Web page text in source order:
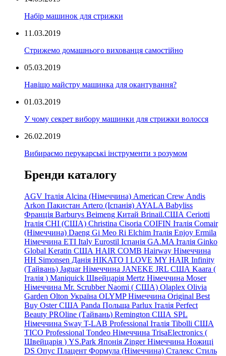
Набір машинок для стрижки
11.03.2019
Стрижемо домашнього вихованця самостійно
05.03.2019
Навіщо майстру машинка для окантування?
01.03.2019
У чому секрет вибору машинки для стрижки волосся
26.02.2019
Вибираємо перукарські інструменти з розумом
Бренди каталогу
AGV Італія Alcina (Німеччина) American Crew Andis
Arkon Пакистан Artero (Іспанія) AYALA Babyliss
Франція Barburys Beimeng Китай Brinail.США Ceriotti
Італія CHI (США) Christina Cisoria COIFIN Італія Comair
(Німеччина) Daeng Gi Meo Ri Elchim Італія Enjoy Ermila
Німеччина ETI Italy Eurostil Іспанія GA.MA Італія Ginko
Global Keratin США HAIR COMB Hairway Німеччина
HH Simonsen Данія HIKATO I LOVE MY HAIR Infinity
(Тайвань) Jaguar Німеччина JANEKE JRL США Kaara (
Італія ) Maniquick Швейцарія Mertz Німеччина Moser
Німеччина Mr. Scrubber Naomi ( США) Olaplex Olivia
Garden Olton Україна OLYMP Німеччина Original Best
Buy Oster США Panda Польща Parlux Італія Perfect
Beauty PROline (Тайвань) Remington США SPL
Німеччина Sway T-LAB Professional Італія Tibolli США
TICO Professional Tondeo Німеччина TrisaElectronics (
Швейцарія ) YS.Park Японія Zinger Німеччина Ножиці
DS Опус Плацент Формула (Німеччина) Сталекс Стиль